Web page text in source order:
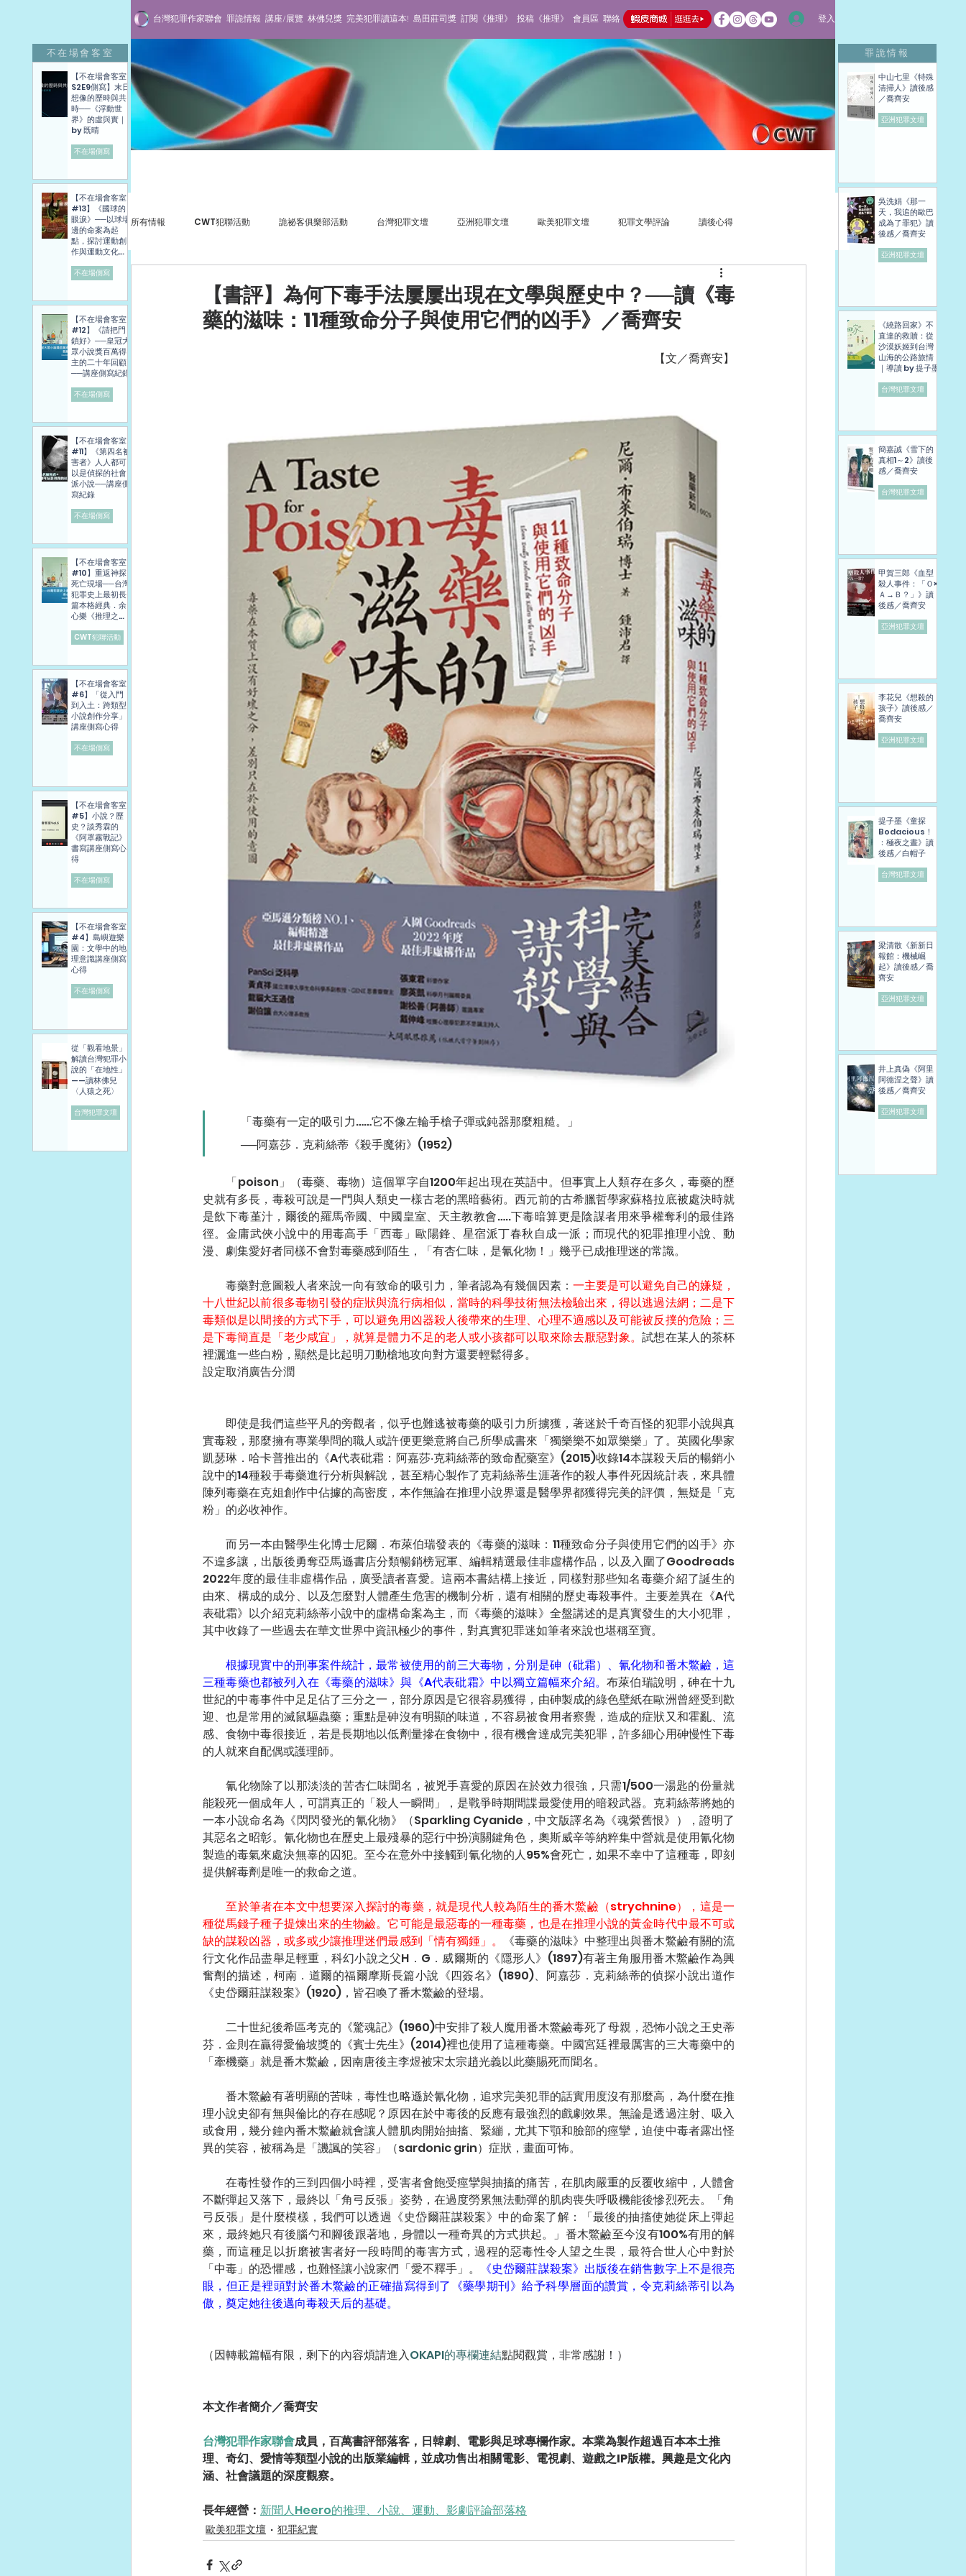
台灣犯罪作家聯會 罪詭情報 講座/展覽 林佛兒獎 完美犯罪讀這本! 島田莊司獎 訂閱《推理》 投稿《推理》 會員區 聯絡 登入
罪詭情報
所有情報 CWT犯聯活動 詭祕客俱樂部活動 台灣犯罪文壇 亞洲犯罪文壇 歐美犯罪文壇 犯罪文學評論 讀後心得
【書評】為何下毒手法屢屢出現在文學與歷史中？──讀《毒
藥的滋味：11種致命分子與使用它們的凶手》／喬齊安
【文／喬齊安】
「毒藥有一定的吸引力……它不像左輪手槍子彈或鈍器那麼粗糙。」
──阿嘉莎．克莉絲蒂《殺手魔術》(1952)
「poison」（毒藥、毒物）這個單字自1200年起出現在英語中。但事實上人類存在多久，毒藥的歷
史就有多長，毒殺可說是一門與人類史一樣古老的黑暗藝術。西元前的古希臘哲學家蘇格拉底被處決時就
是飲下毒堇汁，爾後的羅馬帝國、中國皇室、天主教教會…..下毒暗算更是陰謀者用來爭權奪利的最佳路
徑。金庸武俠小說中的用毒高手「西毒」歐陽鋒、星宿派丁春秋自成一派；而現代的犯罪推理小說、動
漫、劇集愛好者同樣不會對毒藥感到陌生，「有杏仁味，是氰化物！」幾乎已成推理迷的常識。
毒藥對意圖殺人者來說一向有致命的吸引力，筆者認為有幾個因素： 一主要是可以避免自己的嫌疑，
十八世紀以前很多毒物引發的症狀與流行病相似，當時的科學技術無法檢驗出來，得以逃過法網；二是下
毒類似是以間接的方式下手，可以避免用凶器殺人後帶來的生理、心理不適感以及可能被反撲的危險；三
是下毒簡直是「老少咸宜」，就算是體力不足的老人或小孩都可以取來除去厭惡對象。試想在某人的茶杯
裡灑進一些白粉，顯然是比起明刀動槍地攻向對方還要輕鬆得多。
設定取消廣告分潤
即使是我們這些平凡的旁觀者，似乎也難逃被毒藥的吸引力所擄獲，著迷於千奇百怪的犯罪小說與真
實毒殺，那麼擁有專業學問的職人或許便更樂意將自己所學成書來「獨樂樂不如眾樂樂」了。英國化學家
凱瑟琳．哈卡普推出的《A代表砒霜：阿嘉莎‧克莉絲蒂的致命配藥室》(2015)收錄14本謀殺天后的暢銷小
說中的14種殺手毒藥進行分析與解說，甚至精心製作了克莉絲蒂生涯著作的殺人事件死因統計表，來具體
陳列毒藥在克姐創作中佔據的高密度，本作無論在推理小說界還是醫學界都獲得完美的評價，無疑是「克
粉」的必收神作。
而另一本由醫學生化博士尼爾．布萊伯瑞發表的《毒藥的滋味：11種致命分子與使用它們的凶手》亦
不遑多讓，出版後勇奪亞馬遜書店分類暢銷榜冠軍、編輯精選最佳非虛構作品，以及入圍了Goodreads
2022年度的最佳非虛構作品，廣受讀者喜愛。這兩本書結構上接近，同樣對那些知名毒藥介紹了誕生的
由來、構成的成分、以及怎麼對人體產生危害的機制分析，還有相關的歷史毒殺事件。主要差異在《A代
表砒霜》以介紹克莉絲蒂小說中的虛構命案為主，而《毒藥的滋味》全盤講述的是真實發生的大小犯罪，
其中收錄了一些過去在華文世界中資訊極少的事件，對真實犯罪迷如筆者來說也堪稱至寶。
根據現實中的刑事案件統計，最常被使用的前三大毒物，分別是砷（砒霜）、氰化物和番木鱉鹼，這
三種毒藥也都被列入在《毒藥的滋味》與《A代表砒霜》中以獨立篇幅來介紹。 布萊伯瑞說明，砷在十九
世紀的中毒事件中足足佔了三分之一，部分原因是它很容易獲得，由砷製成的綠色壁紙在歐洲曾經受到歡
迎、也是常用的滅鼠驅蟲藥；重點是砷沒有明顯的味道，不容易被食用者察覺，造成的症狀又和霍亂、流
感、食物中毒很接近，若是長期地以低劑量摻在食物中，很有機會達成完美犯罪，許多細心用砷慢性下毒
的人就來自配偶或護理師。
氰化物除了以那淡淡的苦杏仁味聞名，被兇手喜愛的原因在於效力很強，只需1/500一湯匙的份量就
能殺死一個成年人，可謂真正的「殺人一瞬間」，是戰爭時期間諜最愛使用的暗殺武器。克莉絲蒂將她的
一本小說命名為《閃閃發光的氰化物》（Sparkling Cyanide，中文版譯名為《魂縈舊恨》），證明了
其惡名之昭彰。氰化物也在歷史上最殘暴的惡行中扮演關鍵角色，奧斯威辛等納粹集中營就是使用氰化物
製造的毒氣來處決無辜的囚犯。至今在意外中接觸到氰化物的人95%會死亡，如果不幸中了這種毒，即刻
提供解毒劑是唯一的救命之道。
至於筆者在本文中想要深入探討的毒藥，就是現代人較為陌生的番木鱉鹼（strychnine），這是一
種從馬錢子種子提煉出來的生物鹼。它可能是最惡毒的一種毒藥，也是在推理小說的黃金時代中最不可或
缺的謀殺凶器，或多或少讓推理迷們最感到「情有獨鍾」。
《毒藥的滋味》中整理出與番木鱉鹼有關的流
行文化作品盡舉足輕重，科幻小說之父H．G．威爾斯的《隱形人》(1897)有著主角服用番木鱉鹼作為興
奮劑的描述，柯南．道爾的福爾摩斯長篇小說《四簽名》(1890)、阿嘉莎．克莉絲蒂的偵探小說出道作
《史岱爾莊謀殺案》(1920)，皆召喚了番木鱉鹼的登場。
二十世紀後希區考克的《驚魂記》(1960)中安排了殺人魔用番木鱉鹼毒死了母親，恐怖小說之王史蒂
芬．金則在贏得愛倫坡獎的《賓士先生》(2014)裡也使用了這種毒藥。中國宮廷裡最厲害的三大毒藥中的
「牽機藥」就是番木鱉鹼，因南唐後主李煜被宋太宗趙光義以此藥賜死而聞名。
番木鱉鹼有著明顯的苦味，毒性也略遜於氰化物，追求完美犯罪的話實用度沒有那麼高，為什麼在推
理小說史卻有無與倫比的存在感呢？原因在於中毒後的反應有最強烈的戲劇效果。無論是透過注射、吸入
或食用，幾分鐘內番木鱉鹼就會讓人體肌肉開始抽搐、緊繃，尤其下顎和臉部的痙攣，迫使中毒者露出怪
異的笑容，被稱為是「譏諷的笑容」（sardonic grin）症狀，畫面可怖。
在毒性發作的三到四個小時裡，受害者會飽受痙攣與抽搐的痛苦，在肌肉嚴重的反覆收縮中，人體會
不斷彈起又落下，最終以「角弓反張」姿勢，在過度勞累無法動彈的肌肉喪失呼吸機能後慘烈死去。「角
弓反張」是什麼模樣，我們可以透過《史岱爾莊謀殺案》中的命案了解：「最後的抽搐使她從床上彈起
來，最終她只有後腦勺和腳後跟著地，身體以一種奇異的方式拱起。」番木鱉鹼至今沒有100%有用的解
藥，而這種足以折磨被害者好一段時間的毒害方式，過程的惡毒性令人望之生畏，最符合世人心中對於
「中毒」的恐懼感，也難怪讓小說家們「愛不釋手」。
《史岱爾莊謀殺案》出版後在銷售數字上不是很亮
眼，但正是裡頭對於番木鱉鹼的正確描寫得到了《藥學期刊》給予科學層面的讚賞，令克莉絲蒂引以為
傲，奠定她往後邁向毒殺天后的基礎。
（因轉載篇幅有限，剩下的內容煩請進入OKAPI的專欄連結點閱觀賞，非常感謝！）
本文作者簡介／喬齊安
台灣犯罪作家聯會成員，百萬書評部落客，日韓劇、電影與足球專欄作家。本業為製作超過百本本土推
理、奇幻、愛情等類型小說的出版業編輯，並成功售出相關電影、電視劇、遊戲之IP版權。興趣是文化內
涵、社會議題的深度觀察。
長年經營： 新聞人Heero的推理、小說、運動、影劇評論部落格
歐美犯罪文壇 犯罪紀實
不在場會客室
【不在場會客室
S2E9側寫】末日
想像的歷時與共
時──《浮動世
界》的虛與實｜
by 既晴
不在場側寫
【不在場會客室
#13】《國球的
眼淚》──以球場
邊的命案為起
點，探討運動創
作與運動文化發
寫紀錄
不在場側寫
【不在場會客室
#12】《請把門
鎖好》──皇冠大
眾小說獎百萬得
主的二十年回顧
──講座側寫紀錄
不在場側寫
【不在場會客室
#11】《第四名被
害者》人人都可
以是偵探的社會
派小說──講座側
寫紀錄
不在場側寫
【不在場會客室
#10】重返神探
死亡現場──台灣
犯罪史上最初長
篇本格經典．余
心樂《推理之
導
CWT犯聯活動
【不在場會客室
#6】「從入門
到入土：跨類型
小說創作分享」
講座側寫心得
不在場側寫
【不在場會客室
#5】小說？歷
史？談秀霖的
《阿罩霧戰記》
書寫講座側寫心
得
不在場側寫
【不在場會客室
#4】島嶼遊樂
園：文學中的地
理意識講座側寫
心得
不在場側寫
從「觀看地景」
解讀台灣犯罪小
說的「在地性」
——讀林佛兒
〈人猿之死〉
台灣犯罪文壇
中山七里《特殊
清掃人》讀後感
／喬齊安
亞洲犯罪文壇
吳洗娟《那一
天，我追的歐巴
成為了罪犯》讀
後感／喬齊安
亞洲犯罪文壇
《繞路回家》不
直達的救贖：從
沙漠妖姬到台灣
山海的公路旅情
｜導讀 by 提子墨
台灣犯罪文壇
簡嘉誠《雪下的
真相1～2》讀後
感／喬齊安
台灣犯罪文壇
甲賀三郎《血型
殺人事件：「Ｏ×
Ａ→Ｂ？」》讀
後感／喬齊安
亞洲犯罪文壇
李花兒《想殺的
孩子》讀後感／
喬齊安
亞洲犯罪文壇
提子墨《童探
Bodacious！
：極夜之晝》讀
後感／白帽子
台灣犯罪文壇
梁清散《新新日
報館：機械崛
起》讀後感／喬
齊安
亞洲犯罪文壇
井上真偽《阿里
阿德涅之聲》讀
後感／喬齊安
亞洲犯罪文壇